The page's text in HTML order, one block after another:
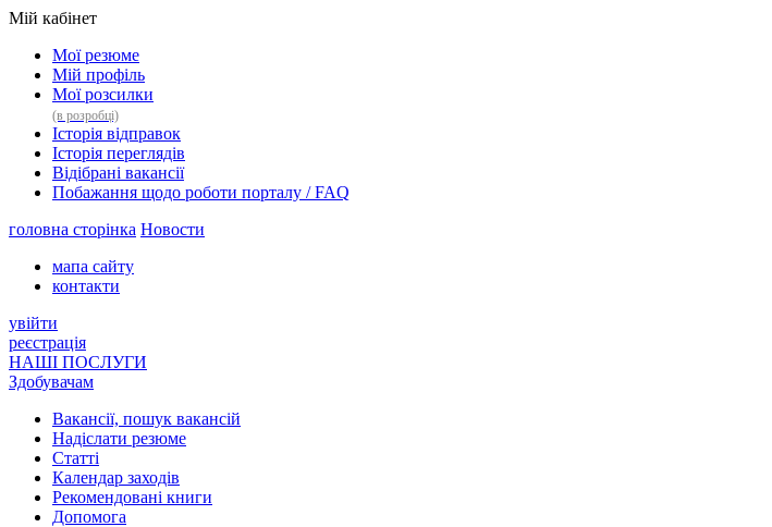
Мій кабінет
Мої резюме
Мій профіль
Мої розсилки
(в розробці)
Історія відправок
Історія переглядів
Відібрані вакансії
Побажання щодо роботи порталу / FAQ
головна сторінка Новости
мапа сайту
контакти
увійти
реєстрація
НАШІ ПОСЛУГИ
Здобувачам
Вакансії, пошук вакансій
Надіслати резюме
Статті
Календар заходів
Рекомендовані книги
Допомога